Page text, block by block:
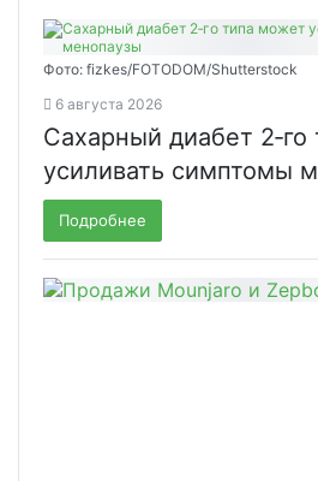
Фото: fizkes/FOTODOM/Shutterstock
6 августа 2026
Сахарный диабет
усиливать симптомы
Подробнее